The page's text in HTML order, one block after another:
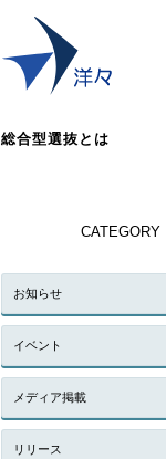
総合型選抜とは
CATEGORY
お知らせ
イベント
メディア掲載
リリース